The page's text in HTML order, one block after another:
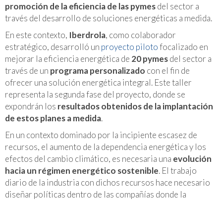
promoción de la eficiencia de las pymesdel sector a
través del desarrollo de soluciones energéticas a medida.
En este contexto, Iberdrola, como colaborador
estratégico, desarrolló un proyecto pilotofocalizado en
mejorar la eficiencia energética de 20 pymesdel sector a
través de un programa personalizado con el fin de
ofrecer una solución energética integral. Este taller
representa la segunda fase del proyecto, donde se
expondrán los resultados obtenidos de la implantación
de estos planes a medida.
En un contexto dominado por la incipiente escasez de
recursos, el aumento de la dependencia energética y los
efectos del cambio climático, es necesaria una evolución
hacia un régimen energético sostenible. El trabajo
diario de la industria con dichos recursos hace necesario
diseñar políticas dentro de las compañías donde la